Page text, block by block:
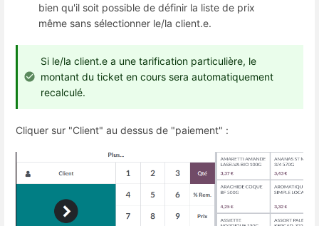
bien qu'il soit possible de définir la liste de prix
même sans sélectionner le/la client.e.
Si le/la client.e a une tarification particulière, le
montant du ticket en cours sera automatiquement
recalculé.
Cliquer sur "Client" au dessus de "paiement" :